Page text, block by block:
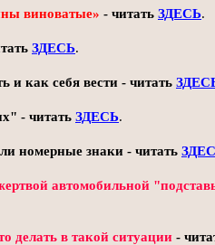
виноватые» - читать ЗДЕСЬ.
ЗДЕСЬ.
и как себя вести - читать
- читать ЗДЕСЬ.
номерные знаки - читать
автомобильной
делать в такой ситуации -